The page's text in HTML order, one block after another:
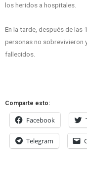
los heridos a hospitales.
En la tarde, después de
personas no sobrevivieron
fallecidos.
Comparte esto:
Facebook
Telegram